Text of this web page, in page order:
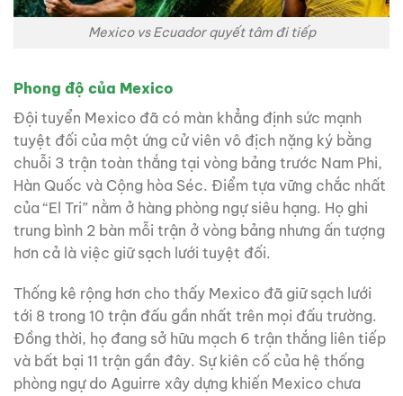
Mexico vs Ecuador quyết tâm đi tiếp
Phong độ của Mexico
Đội tuyển Mexico đã có màn khẳng định sức mạnh
tuyệt đối của một ứng cử viên vô địch nặng ký bằng
chuỗi 3 trận toàn thắng tại vòng bảng trước Nam Phi,
Hàn Quốc và Cộng hòa Séc. Điểm tựa vững chắc nhất
của “El Tri” nằm ở hàng phòng ngự siêu hạng. Họ ghi
trung bình 2 bàn mỗi trận ở vòng bảng nhưng ấn tượng
hơn cả là việc giữ sạch lưới tuyệt đối.
Thống kê rộng hơn cho thấy Mexico đã giữ sạch lưới
tới 8 trong 10 trận đấu gần nhất trên mọi đấu trường.
Đồng thời, họ đang sở hữu mạch 6 trận thắng liên tiếp
và bất bại 11 trận gần đây. Sự kiên cố của hệ thống
phòng ngự do Aguirre xây dựng khiến Mexico chưa